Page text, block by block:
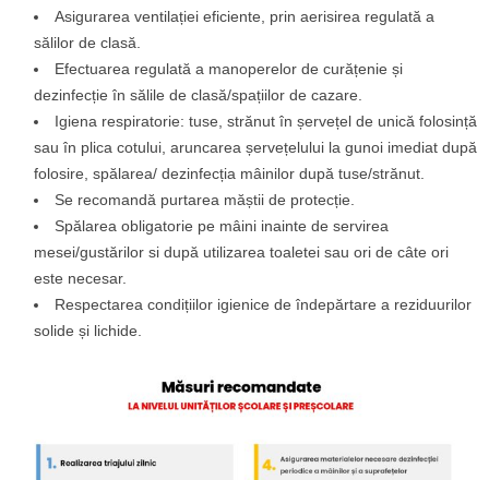
Asigurarea ventilației eficiente, prin aerisirea regulată a
sălilor de clasă.
Efectuarea regulată a manoperelor de curățenie și
dezinfecție în sălile de clasă/spațiilor de cazare.
Igiena respiratorie: tuse, strănut în șervețel de unică folosință
sau în plica cotului, aruncarea șervețelului la gunoi imediat după
folosire, spălarea/ dezinfecția mâinilor după tuse/strănut.
Se recomandă purtarea măștii de protecție.
Spălarea obligatorie pe mâini inainte de servirea
mesei/gustărilor si după utilizarea toaletei sau ori de câte ori
este necesar.
Respectarea condițiilor igienice de îndepărtare a reziduurilor
solide și lichide.